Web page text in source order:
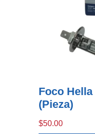
Foco Hella
(pieza)
$50.00